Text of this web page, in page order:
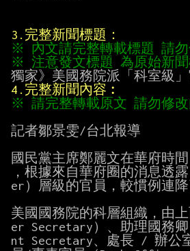
3.完整新聞標題：
※ 內文請完整轉載標題 請
※ 注意發文標題 為原始新
4.完整新聞內容︰
※ 請完整轉載原文 請勿修
記者鄒景雯/台北報導
國民黨主席鄭麗文在華府時
，根據來自華府圈的消息透
er）層級的官員，較慣例連降
美國國務院的科層組織，由
er Secretary）、助理國務
nt Secretary、處長 / 辦公